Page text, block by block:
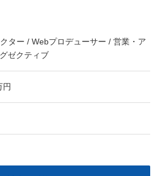
ター / Webプロデューサー / 営業・ア
ゼクティブ
円